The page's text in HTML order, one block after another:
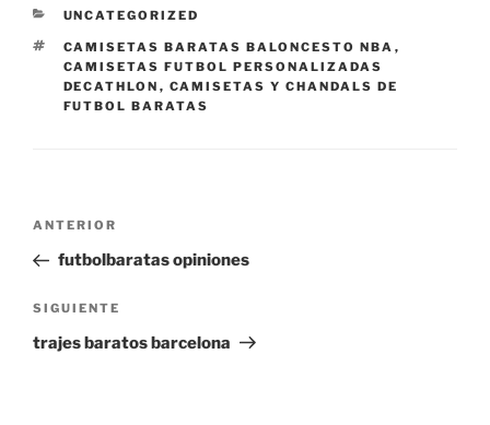
CATEGORÍAS
UNCATEGORIZED
ETIQUETAS
CAMISETAS BARATAS BALONCESTO NBA ,
CAMISETAS FUTBOL PERSONALIZADAS
DECATHLON , CAMISETAS Y CHANDALS DE
FUTBOL BARATAS
Navegación
entradas
Entrada
anterior:
ANTERIOR
futbolbaratas opiniones
Siguiente
entrada
SIGUIENTE
trajes baratos barcelona